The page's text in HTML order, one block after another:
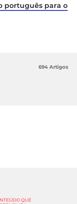
português para o
694 Artigos